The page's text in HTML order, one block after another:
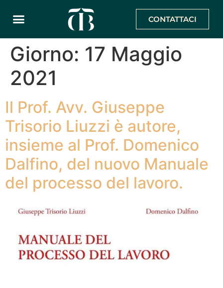
CONTATTACI
Giorno: 17 Maggio
2021
Il Prof. Avv. Giuseppe
Trisorio Liuzzi è autore,
insieme al Prof. Domenico
Dalfino, del nuovo Manuale
del processo del lavoro.